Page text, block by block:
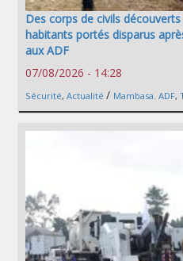
Des corps de civils
habitants portés disparus
aux ADF
07/08/2026 - 14:28
Sécurité, Actualité / Mambasa. ADF,